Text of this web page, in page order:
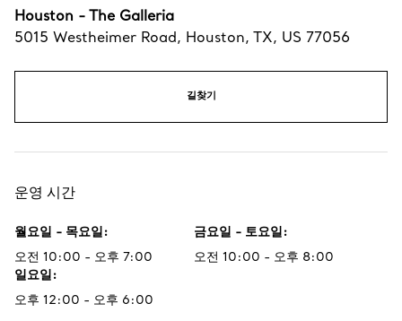
Houston - The Galleria
5015 Westheimer Road, Houston, TX, US 77056
길찾기
운영 시간
월요일 - 목요일:
오전 10:00 - 오후 7:00
금요일 - 토요일:
오전 10:00 - 오후 8:00
일요일:
오후 12:00 - 오후 6:00